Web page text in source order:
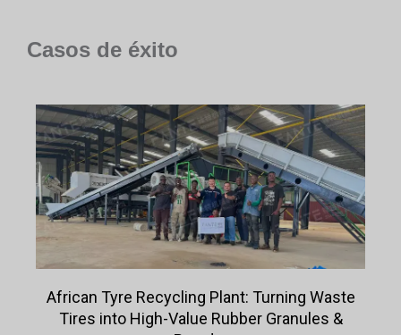
Casos de éxito
African Tyre Recycling Plant: Turning Waste
Tires into High-Value Rubber Granules &